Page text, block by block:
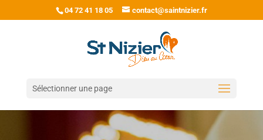
04 72 41 18 05 contact@saintnizier.fr
Sélectionner une page